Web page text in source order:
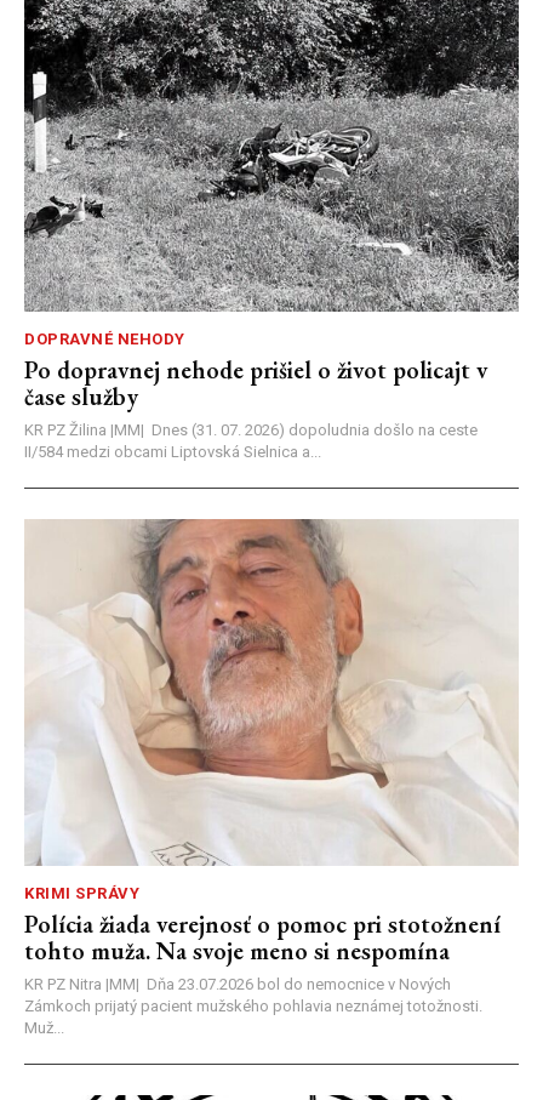
DOPRAVNÉ NEHODY
Po dopravnej nehode prišiel o život policajt v
čase služby
KR PZ Žilina |MM| Dnes (31. 07. 2026) dopoludnia došlo na ceste
II/584 medzi obcami Liptovská Sielnica a...
KRIMI SPRÁVY
Polícia žiada verejnosť o pomoc pri stotožnení
tohto muža. Na svoje meno si nespomína
KR PZ Nitra |MM| Dňa 23.07.2026 bol do nemocnice v Nových
Zámkoch prijatý pacient mužského pohlavia neznámej totožnosti.
Muž...